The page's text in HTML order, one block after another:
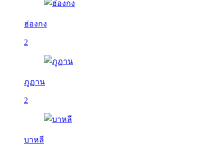
ฮ่องกง
2
ภูฏาน
2
บาหลี